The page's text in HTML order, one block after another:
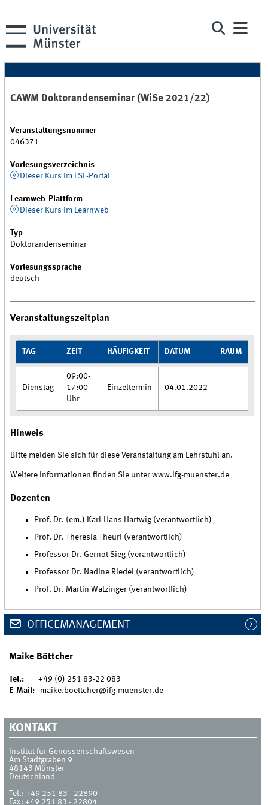
CAWM Doktorandenseminar (WiSe 2021/22)
Veranstaltungsnummer
046371
Vorlesungsverzeichnis
Dieser Kurs im LSF-Portal
Learnweb-Plattform
Dieser Kurs im Learnweb
Typ
Doktorandenseminar
Vorlesungssprache
deutsch
Veranstaltungszeitplan
TAG ZEIT HÄUFIGKEIT DATUM RAUM
Dienstag
09:00-
17:00
Uhr
Einzeltermin 04.01.2022
Hinweis
Bitte melden Sie sich für diese Veranstaltung am Lehrstuhl an.
Weitere Informationen finden Sie unter www.ifg-muenster.de
Dozenten
Prof. Dr. (em.) Karl-Hans Hartwig (verantwortlich)
Prof. Dr. Theresia Theurl (verantwortlich)
Professor Dr. Gernot Sieg (verantwortlich)
Professor Dr. Nadine Riedel (verantwortlich)
Prof. Dr. Martin Watzinger (verantwortlich)
OFFICEMANAGEMENT
Maike Böttcher
Tel.: +49 (0) 251 83-22 083
E-Mail: maike.boettcher@ifg-muenster.de
KONTAKT
Institut für Genossenschaftswesen
Am Stadtgraben 9
48143 Münster
Deutschland
Tel.:+49 251 83 - 22890
Fax:+49 251 83 - 22804